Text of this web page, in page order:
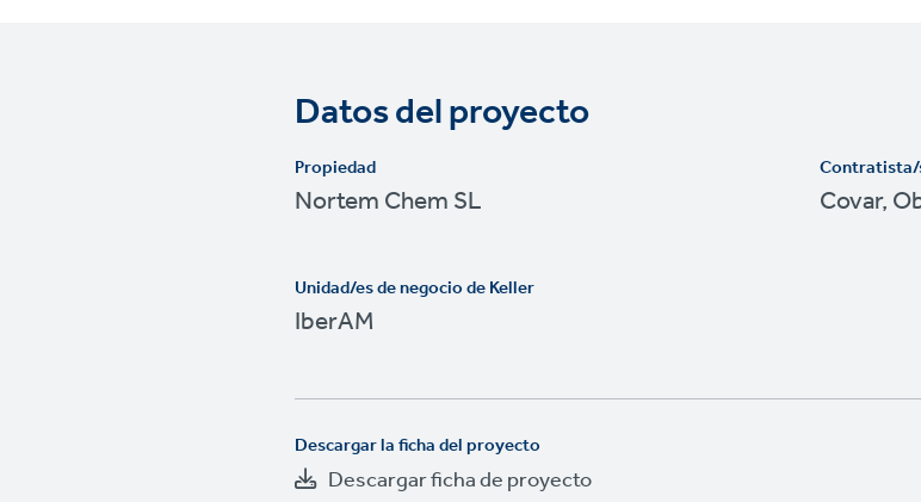
Datos del proyecto
Propiedad
Nortem Chem SL
Unidad/es de negocio de Keller
IberAM
Covar,
Descargar la ficha del proyecto
Descargar ficha de proyecto